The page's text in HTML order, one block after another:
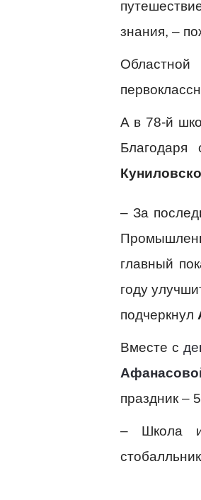
знания, –
А в 78-й
Благодаря
– За
главный
году
подчеркнул
Вместе с
праздник –
– Школа